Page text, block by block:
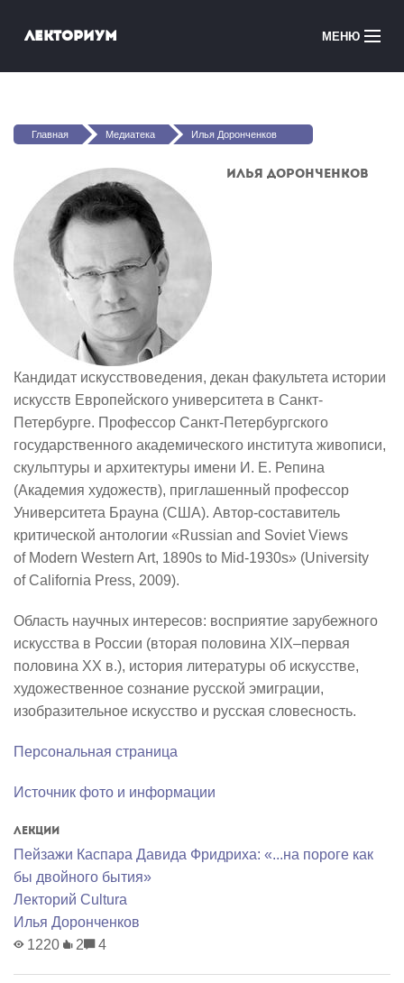
Лекториум МЕНЮ
Медиатека
Онлайн-школы
Вы здесь
Главная Медиатека Илья Доронченков
Илья Доронченков
Кандидат искусствоведения, декан факультета истории
искусств Европейского университета в Санкт-
Петербурге. Профессор Санкт-Петербургского
государственного академического института живописи,
скульптуры и архитектуры имени И. Е. Репина
(Академия художеств), приглашенный профессор
Университета Брауна (США). Автор-составитель
критической антологии «Russian and Soviet Views
of Modern Western Art, 1890s to Mid-1930s» (University
of California Press, 2009).
Область научных интересов: восприятие зарубежного
искусства в России (вторая половина XIX–первая
половина XX в.), история литературы об искусстве,
художественное сознание русской эмиграции,
изобразительное искусство и русская словесность.
Персональная страница
Источник фото и информации
Лекции
Пейзажи Каспара Давида Фридриха: «...на пороге как
бы двойного бытия»
Лекторий Cultura
Илья Доронченков
1220
2 4